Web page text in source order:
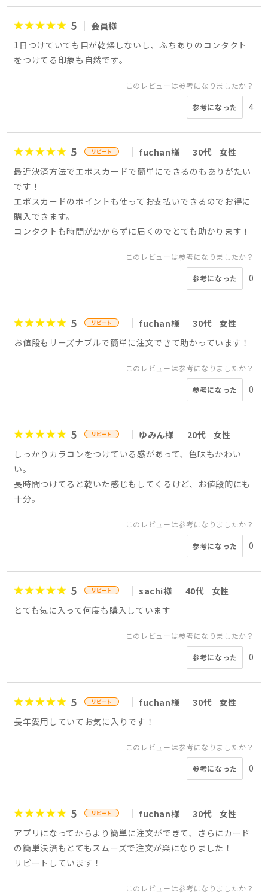
5
会員様
1日つけていても目が乾燥しないし、ふちありのコンタクト
をつけてる印象も自然です。
このレビューは参考になりましたか？
参考になった 4
5 fuchan様 30代
女性
最近決済方法でエポスカードで簡単にできるのもありがたい
です！
エポスカードのポイントも使ってお支払いできるのでお得に
購入できます。
コンタクトも時間がかからずに届くのでとても助かります！
このレビューは参考になりましたか？
参考になった 0
5 fuchan様 30代
女性
お値段もリーズナブルで簡単に注文できて助かっています！
このレビューは参考になりましたか？
参考になった 0
5 ゆみん様 20代
女性
しっかりカラコンをつけている感があって、色味もかわい
い。
長時間つけてると乾いた感じもしてくるけど、お値段的にも
十分。
このレビューは参考になりましたか？
参考になった 0
5 sachi様 40代
女性
とても気に入って何度も購入しています
このレビューは参考になりましたか？
参考になった 0
5 fuchan様 30代
女性
長年愛用していてお気に入りです！
このレビューは参考になりましたか？
参考になった 0
5 fuchan様 30代
女性
アプリになってからより簡単に注文ができて、さらにカード
の簡単決済もとてもスムーズで注文が楽になりました！
リピートしています！
このレビューは参考になりましたか？